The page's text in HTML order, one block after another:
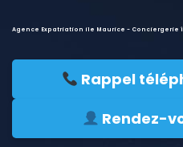
Agence Expatriation ile Maurice - Conciergerie
Rappel
Rendez-